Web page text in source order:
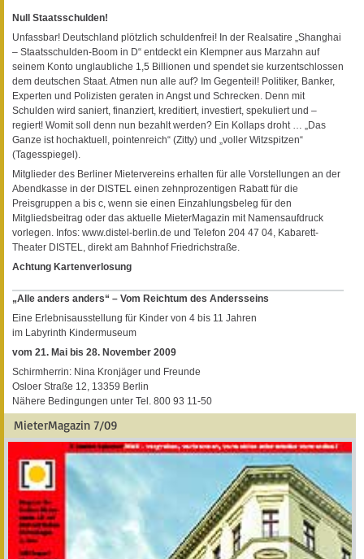
Null Staatsschulden!
Unfassbar! Deutschland plötzlich schuldenfrei! In der Realsatire „Shanghai
– Staatsschulden-Boom in D“ entdeckt ein Klempner aus Marzahn auf
seinem Konto unglaubliche 1,5 Billionen und spendet sie kurzentschlossen
dem deutschen Staat. Atmen nun alle auf? Im Gegenteil! Politiker, Banker,
Experten und Polizisten geraten in Angst und Schrecken. Denn mit
Schulden wird saniert, finanziert, kreditiert, investiert, spekuliert und –
regiert! Womit soll denn nun bezahlt werden? Ein Kollaps droht … „Das
Ganze ist hochaktuell, pointenreich“ (Zitty) und „voller Witzspitzen“
(Tagesspiegel).
Mitglieder des Berliner Mietervereins erhalten für alle Vorstellungen an der
Abendkasse in der DISTEL einen zehnprozentigen Rabatt für die
Preisgruppen a bis c, wenn sie einen Einzahlungsbeleg für den
Mitgliedsbeitrag oder das aktuelle MieterMagazin mit Namensaufdruck
vorlegen. Infos: www.distel-berlin.de und Telefon 204 47 04, Kabarett-
Theater DISTEL, direkt am Bahnhof Friedrichstraße.
Achtung Kartenverlosung
„Alle anders anders“ – Vom Reichtum des Andersseins
Eine Erlebnisausstellung für Kinder von 4 bis 11 Jahren
im Labyrinth Kindermuseum
vom 21. Mai bis 28. November 2009
Schirmherrin: Nina Kronjäger und Freunde
Osloer Straße 12, 13359 Berlin
Nähere Bedingungen unter Tel. 800 93 11-50
MieterMagazin 7/09